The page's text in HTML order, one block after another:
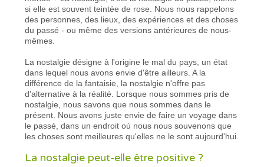
si elle est souvent teintée de rose. Nous nous rappelons
des personnes, des lieux, des expériences et des choses
du passé - ou même des versions antérieures de nous-
mêmes.
La nostalgie désigne à l'origine le mal du pays, un état
dans lequel nous avons envie d'être ailleurs. A la
différence de la fantaisie, la nostalgie n'offre pas
d'alternative à la réalité. Lorsque nous sommes pris de
nostalgie, nous savons que nous sommes dans le
présent. Nous avons juste envie de faire un voyage dans
le passé, dans un endroit où nous nous souvenons que
les choses sont meilleures qu'elles ne le sont aujourd'hui.
La nostalgie peut-elle être positive ?